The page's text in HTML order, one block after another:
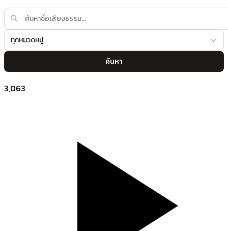
ทุกหมวดหมู่
ค้นหา
3,063